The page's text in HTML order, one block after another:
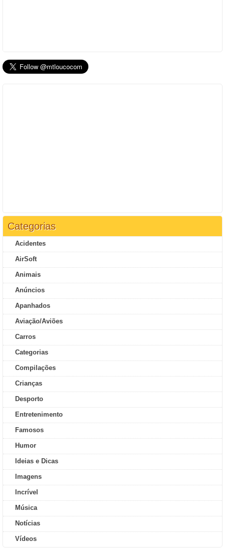
Categorias
Acidentes
AirSoft
Animais
Anúncios
Apanhados
Aviação/Aviões
Carros
Categorias
Compilações
Crianças
Desporto
Entretenimento
Famosos
Humor
Ideias e Dicas
Imagens
Incrível
Música
Notícias
Vídeos